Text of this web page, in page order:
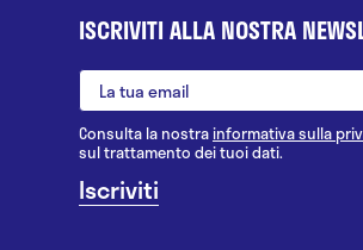
ISCRIVITI ALLA NOSTRA
Consulta la nostrainformativa sulla
sul trattamento dei tuoi dati.